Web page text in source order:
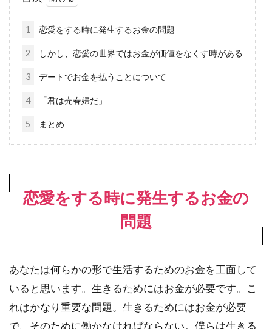
1 恋愛をする時に発生するお金の問題
2 しかし、恋愛の世界ではお金が価値をなくす時がある
3 デートでお金を払うことについて
4 「君は売春婦だ」
5 まとめ
恋愛をする時に発生するお金の
問題
あなたは何らかの形で生活するためのお金を工面して
いると思います。生きるためにはお金が必要です。こ
れはかなり重要な問題。生きるためにはお金が必要
で、そのために働かなければならない。僕らは生きる